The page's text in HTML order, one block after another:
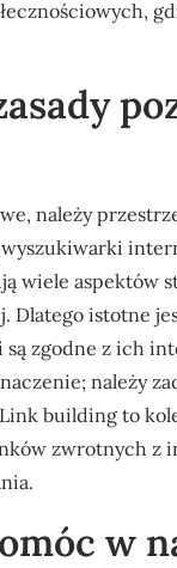
należy
wiele aspektów
istotne
zgodne z ich
należy
building to
zwrotnych z
w